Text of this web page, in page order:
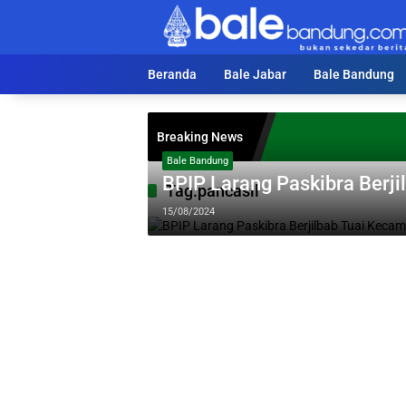
Beranda Bale Jabar Bale Bandung
Breaking News
Tag:pancasil
Bale Bandung
BPIP Larang Paskibra
15/08/2024